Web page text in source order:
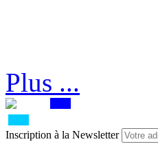
Plus ...
Inscription à la Newsletter